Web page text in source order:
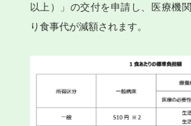
以上）」の交付を申請し、医療機
り食事代が減額されます。